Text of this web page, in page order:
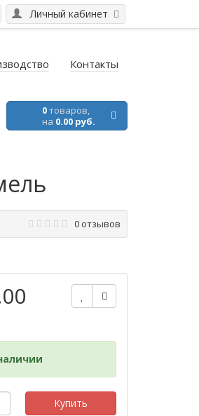
Личный кабинет
Контакты
0товаров,
на 0.00 руб.
0 отзывов
Купить